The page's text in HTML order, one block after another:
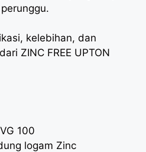
kelebihan, dan
ZINC FREE UPTON
100
logam Zinc